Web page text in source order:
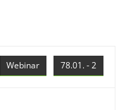
78.01. - 2
Webinar